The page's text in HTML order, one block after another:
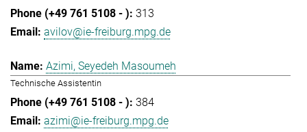
313
avilov@ie-freiburg.mpg.de
Azimi, Seyedeh Masoumeh
Technische Assistentin
384
azimi@ie-freiburg.mpg.de